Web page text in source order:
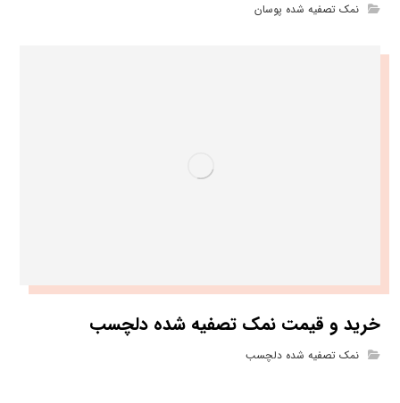
نمک تصفیه شده پوسان
خرید و قیمت نمک تصفیه شده دلچسب
نمک تصفیه شده دلچسب